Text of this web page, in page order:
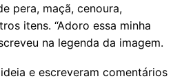
pera, maçã, cenoura,
itens. “Adoro essa minha
na legenda da imagem.
e escreveram comentários